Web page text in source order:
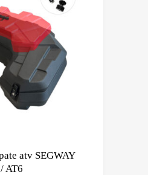
atv SEGWAY
AT6